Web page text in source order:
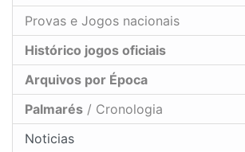
Provas e Jogos nacionais
Histórico jogos oficiais
Arquivos por Época
Palmarés / Cronologia
Noticias